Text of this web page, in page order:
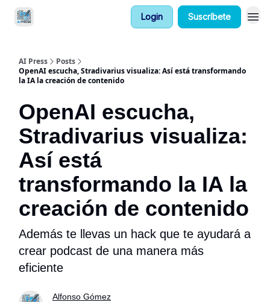
Login Suscríbete
AI Press
Posts
OpenAI escucha, Stradivarius visualiza: Así está transformando
la IA la creación de contenido
OpenAI escucha,
Stradivarius visualiza:
Así está
transformando la IA la
creación de contenido
Además te llevas un hack que te ayudará a
crear podcast de una manera más
eficiente
Alfonso Gómez